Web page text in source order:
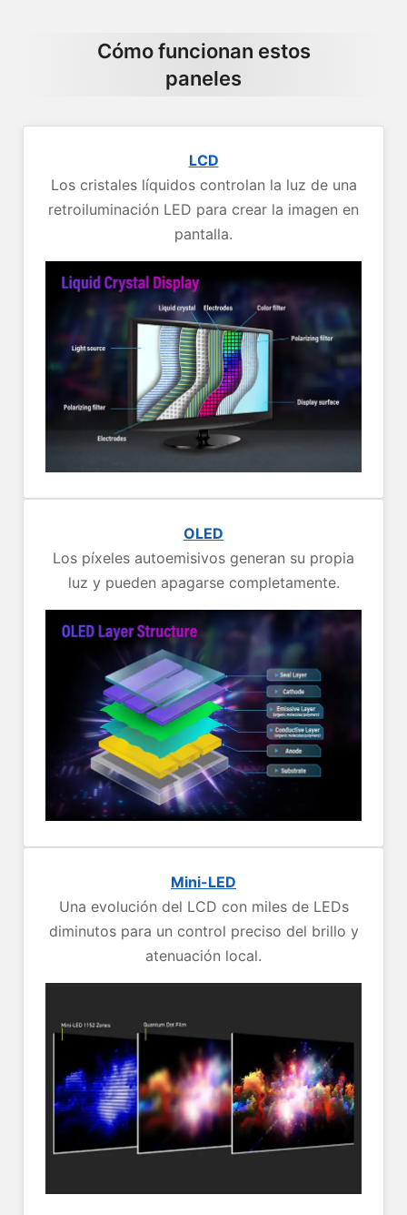
Cómo funcionan estos
paneles
LCD
Los cristales líquidos controlan la luz de una
retroiluminación LED para crear la imagen en
pantalla.
OLED
Los píxeles autoemisivos generan su propia
luz y pueden apagarse completamente.
Mini-LED
Una evolución del LCD con miles de LEDs
diminutos para un control preciso del brillo y
atenuación local.